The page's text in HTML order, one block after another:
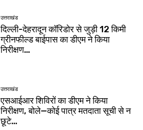
उत्तराखंड
दिल्ली-देहरादून कॉरिडोर से जुड़ी 12 किमी
ग्रीनफील्ड बाईपास का डीएम ने किया
निरीक्षण…
उत्तराखंड
एसआईआर शिविरों का डीएम ने किया
निरीक्षण, बोले—कोई पात्र मतदाता सूची से न
छूटे…